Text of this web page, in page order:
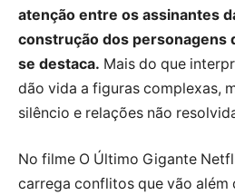
atenção entre os assinantes
construção dos personagens
se destaca. Mais do que
dão vida a figuras complexas,
silêncio e relações não
No filme O Último Gigante
carrega conflitos que vão além